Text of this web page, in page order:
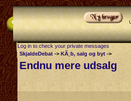
Log in to check your private messages
SkjaldeDebat -> KÃ¸b, salg og byt ->
Endnu mere udsalg